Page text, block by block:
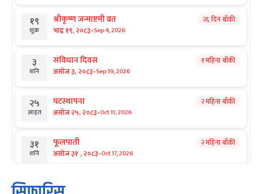
१९
शुक्र
श्रीकृष्ण जन्माष्टमी व्रत
भाद्र १९, २०८३-Sep 4, 2026
२६ दिन बाँकी
३
शनि
संविधान दिवस
असोज ३, २०८३-Sep 19, 2026
१ महिना बाँकी
२५
आइत
घटस्थापना
असोज २५, २०८३-Oct 11, 2026
२ महिना बाँकी
३१
शनि
फूलपाती
असोज ३१ , २०८३-Oct 17, 2026
२ महिना बाँकी
१ कार्तिक सङ्क्रान्ति